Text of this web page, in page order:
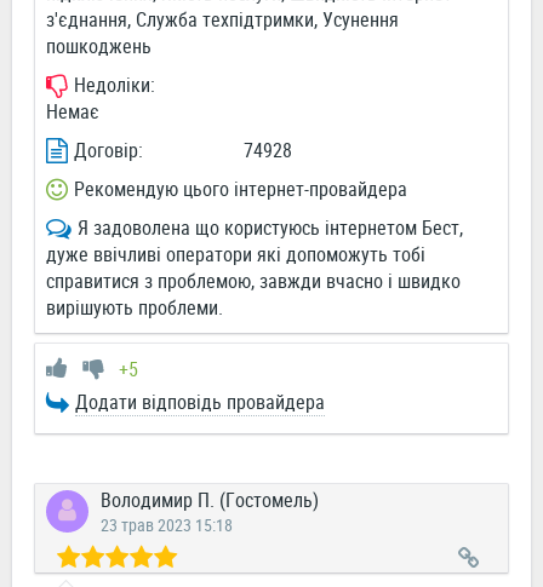
з'єднання, Служба техпідтримки, Усунення
пошкоджень
Недоліки:
Немає
Договір:
74928
Рекомендую цього інтернет-провайдера
Я задоволена що користуюсь інтернетом Бест,
дуже ввічливі оператори які допоможуть тобі
справитися з проблемою, завжди вчасно і швидко
вирішують проблеми.
+5
Додати відповідь провайдера
Володимир П. (Гостомель)
23 трав 2023 15:18